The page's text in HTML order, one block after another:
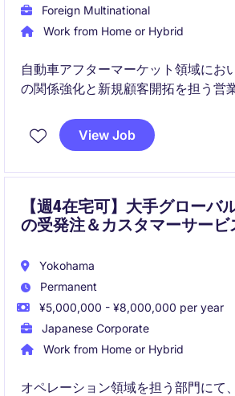
Foreign Multinational
Work from Home or Hybrid
自動車アフターマーケット領域にお
の関係強化と新規顧客開拓を担う営
ェア拡大と売上成長に貢献していた
View Job
【週4在宅可】大手グローバ
の受発注＆カスタマーサービ
Yokohama
Permanent
¥5,000,000 - ¥8,000,000 per year
Japanese Corporate
Work from Home or Hybrid
オペレーション領域を担う部門にて